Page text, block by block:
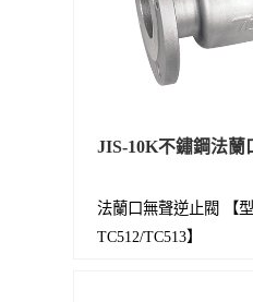
JIS-10K不鏽鋼法蘭
法蘭口無聲逆止閥 【型
TC512/TC513】